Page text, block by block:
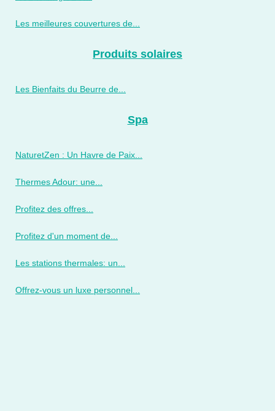
Les meilleures couvertures de...
Produits solaires
Les Bienfaits du Beurre de...
Spa
NaturetZen : Un Havre de Paix...
Thermes Adour: une...
Profitez des offres...
Profitez d'un moment de...
Les stations thermales: un...
Offrez-vous un luxe personnel...